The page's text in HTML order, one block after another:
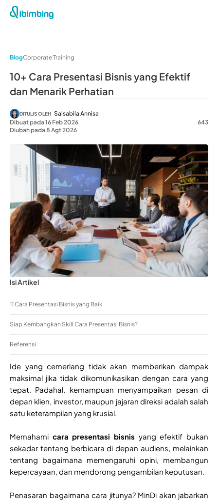
BlogCorporate Training
10+ Cara Presentasi Bisnis yang Efektif
dan Menarik Perhatian
DITULIS OLEH Salsabila Annisa
Dibuat pada 16 Feb 2026
Diubah pada 8 Agt 2026
643
Isi Artikel
11 Cara Presentasi Bisnis yang Baik
Siap Kembangkan Skill Cara Presentasi Bisnis?
Referensi
Ide yang cemerlang tidak akan memberikan dampak
maksimal jika tidak dikomunikasikan dengan cara yang
tepat. Padahal, kemampuan menyampaikan pesan di
depan klien, investor, maupun jajaran direksi adalah salah
satu keterampilan yang krusial.
Memahami cara presentasi bisnis yang efektif bukan
sekadar tentang berbicara di depan audiens, melainkan
tentang bagaimana memengaruhi opini, membangun
kepercayaan, dan mendorong pengambilan keputusan.
Penasaran bagaimana cara jitunya? MinDi akan jabarkan